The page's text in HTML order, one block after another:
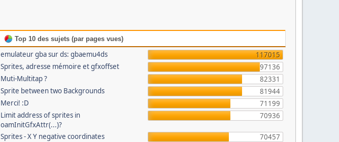
Top 10 des sujets (par pages vues)
emulateur gba sur ds: gbaemu4ds
117015
Sprites, adresse mémoire et gfxoffset
97136
Muti-Multitap ?
82331
Sprite between two Backgrounds
81944
Merci! :D
71199
Limit address of sprites in
oamInitGfxAttr(...)?
70936
Sprites - X Y negative coordinates
70457